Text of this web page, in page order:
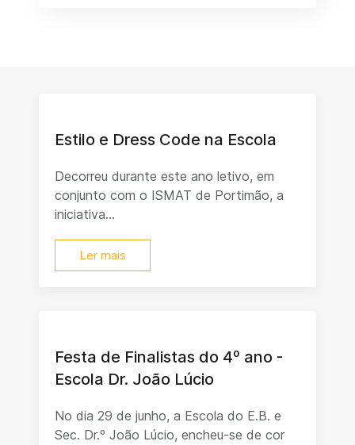
Estilo e Dress Code na Escola
Decorreu durante este ano letivo, em
conjunto com o ISMAT de Portimão, a
iniciativa...
Ler mais
Festa de Finalistas do 4º ano -
Escola Dr. João Lúcio
No dia 29 de junho, a Escola do E.B. e
Sec. Dr.º João Lúcio, encheu-se de cor